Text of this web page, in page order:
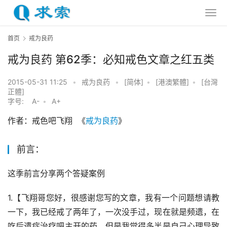
首页 戒为良药
戒为良药 第62季：必知戒色文章之红五类
2015-05-31 11:25 • 戒为良药 • [简体] • [港澳繁體] •
[台灣
正體]
字号:
A- • A+
作者：戒色吧飞翔  《戒为良药》
前言：
这季前言分享两个答疑案例
1.【飞翔哥您好，很感谢您写的文章，我有一个问题想请教
一下，我已经戒了两年了，一次没手过，现在就是频遗，在